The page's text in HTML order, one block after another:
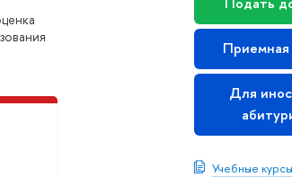
Приемная
Для
Учебные курсы